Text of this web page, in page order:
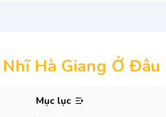
Hà Giang Ở
Mục lục